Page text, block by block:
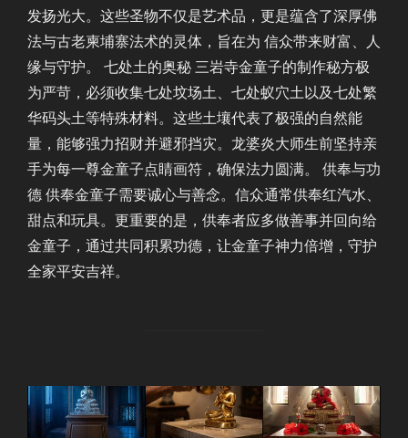
发扬光大。这些圣物不仅是艺术品，更是蕴含了深厚佛
法与古老柬埔寨法术的灵体，旨在为 信众带来财富、人
缘与守护。 七处土的奥秘 三岩寺金童子的制作秘方极
为严苛，必须收集七处坟场土、七处蚁穴土以及七处繁
华码头土等特殊材料。这些土壤代表了极强的自然能
量，能够强力招财并避邪挡灾。龙婆炎大师生前坚持亲
手为每一尊金童子点睛画符，确保法力圆满。 供奉与功
德 供奉金童子需要诚心与善念。信众通常供奉红汽水、
甜点和玩具。更重要的是，供奉者应多做善事并回向给
金童子，通过共同积累功德，让金童子神力倍增，守护
全家平安吉祥。